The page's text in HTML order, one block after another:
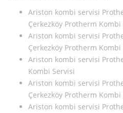
Ariston kombi servisi
Çerkezköy Protherm Kombi
Ariston kombi servisi
Çerkezköy Protherm Kombi
Ariston kombi servisi
Kombi Servisi
Ariston kombi servisi
Çerkezköy Protherm Kombi
Ariston kombi servisi